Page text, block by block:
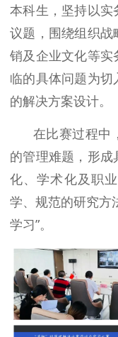
本科生，坚持以
议题，围绕组织
销及企业文化等
临的具体问题为
的解决方案设计。
在比赛过程中
的管理难题，形
化、学术化及职
学、规范的研究方
学习”。